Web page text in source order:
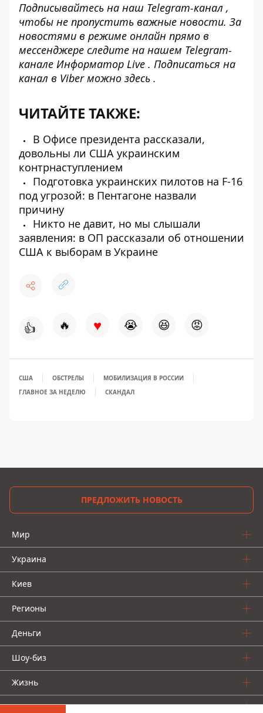
Подписывайтесь на наш Telegram-канал ,
чтобы не пропустить важные новости. За
новостями в режиме онлайн прямо в
мессенджере следите на нашем Telegram-
канале Информатор Live . Подписаться на
канал в Viber можно здесь .
ЧИТАЙТЕ ТАКЖЕ:
В Офисе президента рассказали,
довольны ли США украинским
контрнаступлением
Подготовка украинских пилотов на F-16
под угрозой: в Пентагоне назвали
причину
Никто не давит, но мы слышали
заявления: в ОП рассказали об отношении
США к выборам в Украине
👍 🔥 ♥ 😭 😆 😡
США ОБСТРЕЛЫ
МОБИЛИЗАЦИЯ В РОССИИ
ГЛАВНОЕ ЗА НЕДЕЛЮ
СКАНДАЛ
ПРЕДЛОЖИТЬ НОВОСТЬ
Мир
Украина
Киев
Регионы
Деньги
Шоу-биз
Жизнь
О нас